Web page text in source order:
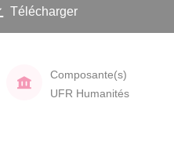
Télécharger
Composante(s)
UFR Humanités